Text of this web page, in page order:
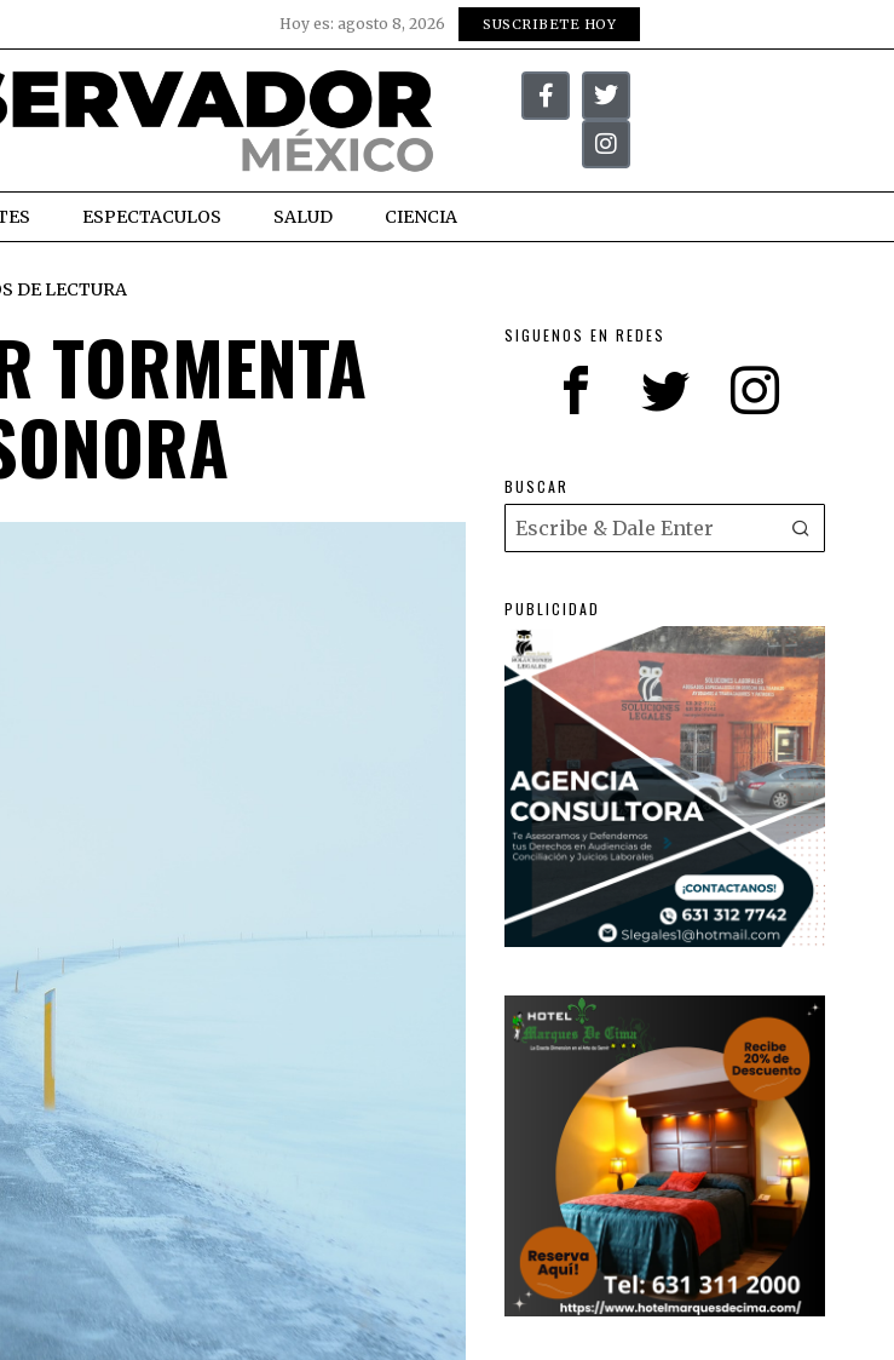
Hoy es: agosto 8, 2026 SUSCRIBETE HOY
ESPECTACULOS SALUD CIENCIA
DE LECTURA
TORMENTA SIGUENOS EN REDES
BUSCAR
PUBLICIDAD